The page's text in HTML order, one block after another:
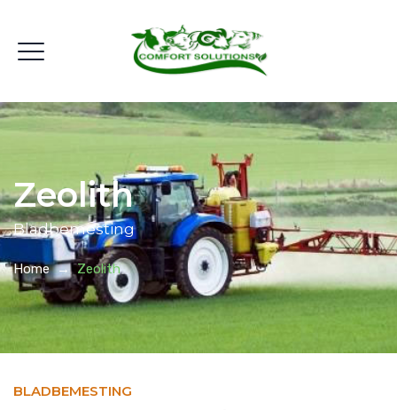
Zeolith
Bladbemesting
Home→Zeolith
BLADBEMESTING